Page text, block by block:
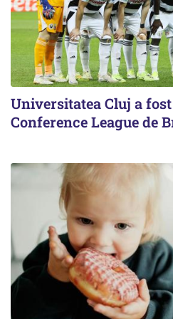
Universitatea Cluj a
Conference League de